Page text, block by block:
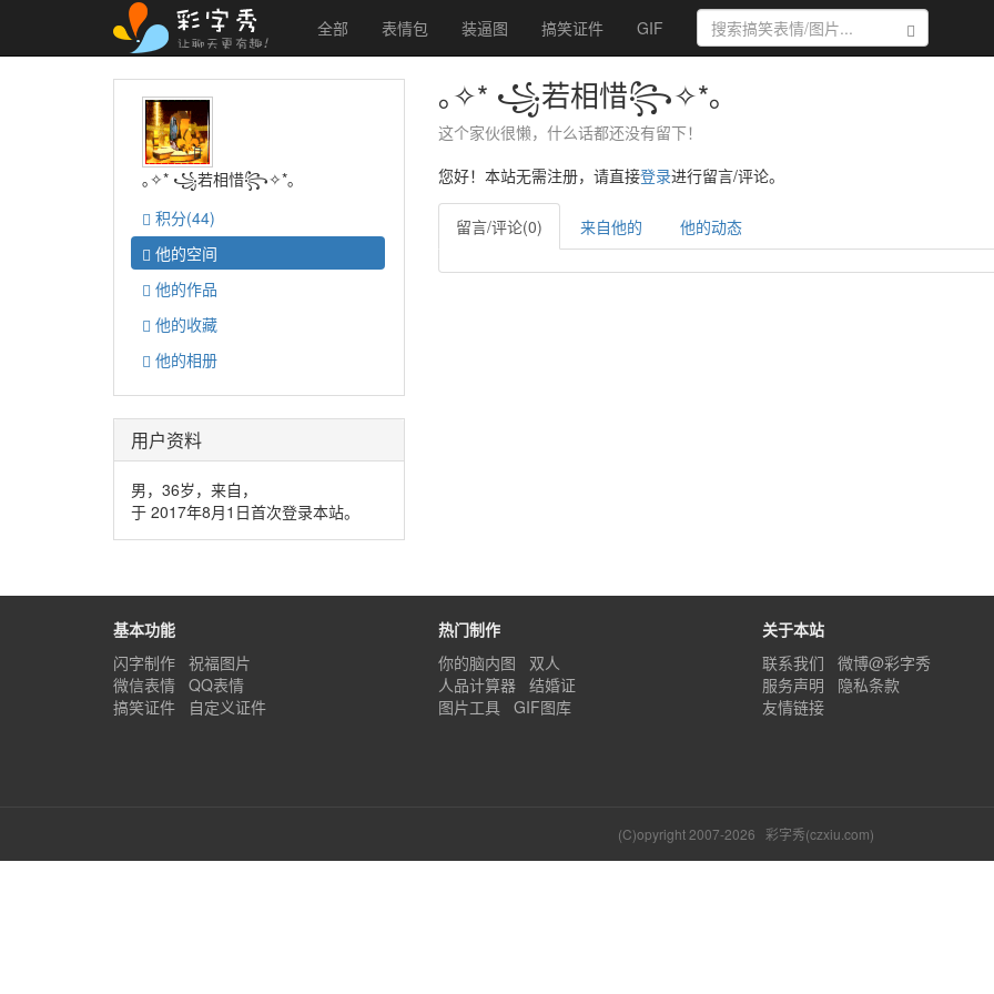
全部 表情包 装逼图 搞笑证件 GIF 搜索
｡✧* ꧁若相惜꧂✧*｡
积分(44)
他的空间
他的作品
他的收藏
他的相册
用户资料
男，36岁，来自，
于 2017年8月1日首次登录本站。
｡✧* ꧁若相惜꧂✧*｡
这个家伙很懒，什么话都还没有留下！
您好！本站无需注册，请直接登录进行留言/评论。
留言/评论(0) 来自他的 他的动态
基本功能
闪字制作
祝福图片
微信表情
QQ表情
搞笑证件
自定义证件
热门制作
你的脑内图
双人
人品计算器
结婚证
图片工具
GIF图库
关于本站
联系我们
微博@彩字秀
服务声明
隐私条款
友情链接
(C)opyright 2007-2026 彩字秀(czxiu.com)